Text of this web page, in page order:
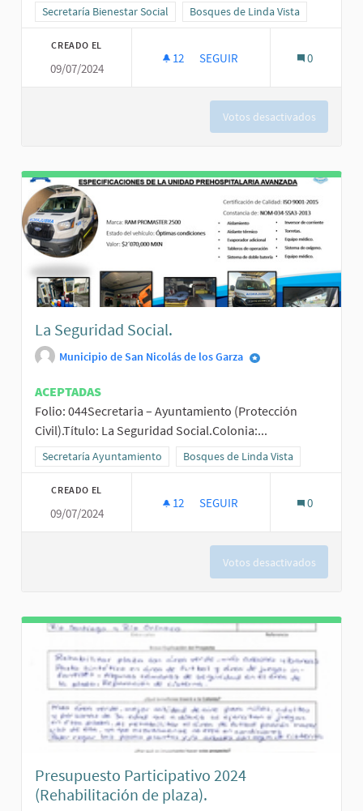
Resultados al filtrar por la categoría: Secretaría Bienestar Social
Secretaría Bienestar Social Resultados al filtrar por el ámbito:
Bosques de Linda Vista
CREADO EL
09/07/2024
12 12 SEGUIDORAS
SEGUIR 0
Votos desactivados
La Seguridad Social.
Municipio de San Nicolás de los Garza
ACEPTADAS
Folio: 044Secretaria – Ayuntamiento (Protección
Civil).Título: La Seguridad Social.Colonia:...
Resultados al filtrar por la categoría: Secretaría Ayuntamiento
Secretaría Ayuntamiento Resultados al filtrar por el ámbito:
Bosques de Linda Vista
CREADO EL
09/07/2024
12 12 SEGUIDORAS
SEGUIR 0
Votos desactivados
Presupuesto Participativo 2024
(Rehabilitación de plaza).